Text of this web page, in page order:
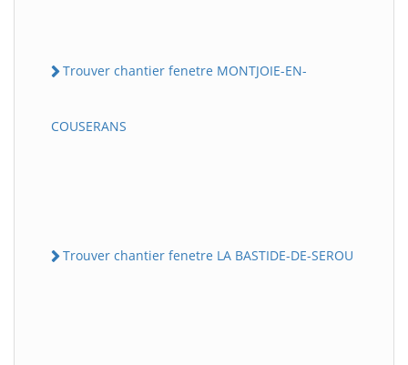
Trouver chantier fenetre MONTJOIE-EN-
COUSERANS
Trouver chantier fenetre LA BASTIDE-DE-SEROU